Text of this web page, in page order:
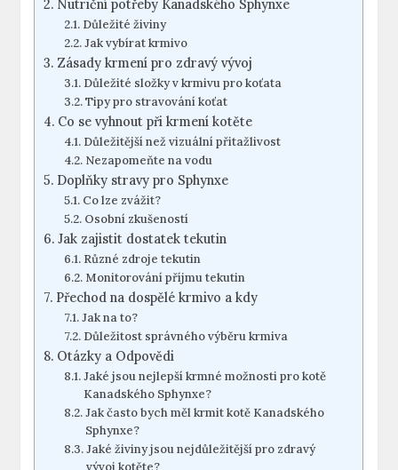
Nutriční potřeby Kanadského Sphynxe
Důležité živiny
Jak vybírat krmivo
Zásady krmení pro zdravý vývoj
Důležité složky v krmivu pro koťata
Tipy pro stravování koťat
Co se vyhnout při krmení kotěte
Důležitější než vizuální přitažlivost
Nezapomeňte na vodu
Doplňky stravy pro Sphynxe
Co lze zvážit?
Osobní zkušeností
Jak zajistit dostatek tekutin
Různé zdroje tekutin
Monitorování příjmu tekutin
Přechod na dospělé krmivo a kdy
Jak na to?
Důležitost správného výběru krmiva
Otázky a Odpovědi
Jaké jsou nejlepší krmné možnosti pro kotě
Kanadského Sphynxe?
Jak často bych měl krmit kotě Kanadského
Sphynxe?
Jaké živiny jsou nejdůležitější pro zdravý